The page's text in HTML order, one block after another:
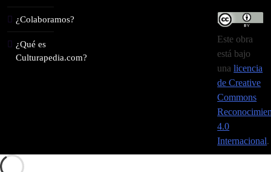
¿Colaboramos?
¿Qué es
Culturapedia.com?
Este obra
está bajo
unalicencia
de Creative
Commons
4.0
Internacional.